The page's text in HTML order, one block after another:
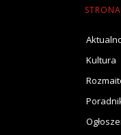
Kultura